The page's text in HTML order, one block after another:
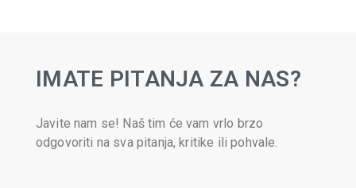
IMATE PITANJA ZA NAS?
Javite nam se! Naš tim će vam vrlo brzo
odgovoriti na sva pitanja, kritike ili pohvale.